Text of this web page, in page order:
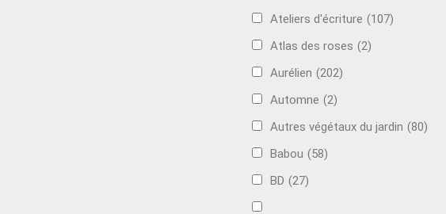
Ateliers d'écriture (107)
Atlas des roses (2)
Aurélien (202)
Automne (2)
Autres végétaux du jardin (80)
Babou (58)
BD (27)